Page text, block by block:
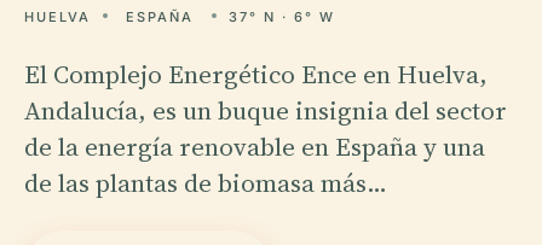
HUELVA ESPAÑA 37° N · 6° W
El Complejo Energético Ence en Huelva,
Andalucía, es un buque insignia del sector
de la energía renovable en España y una
de las plantas de biomasa más…